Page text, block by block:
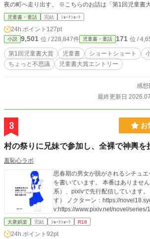
夜の町へ走り出す。 ※こちらのお話は「第1回児童書大賞」にエントリーしてお
ります。 ぜひお気に入り＆投票をよろしくお願いいた
児童書・童話 完結 ｼｮｰﾄｼｮｰﾄ
24h.ポイント 127pt
小説 9,501 位 / 228,847件 児童書・童話 171 位 /
第1回児童書大賞 児童書 ショートショート
ちょっと不思議
児童書大賞エントリー
感想
最終更新日
3 お
村の祭りに兄妹で参加し、全裸で神輿を
羞恥心ラボ
思春期の男女が脱がされるシチュ
を書いています。 本番はありません。 ノクターン（な
系）、pixivで先行配信しています
す） ノクターン：https://
v:https://www.pixiv.net/novel/series/
大衆娯楽 完結 ｼｮｰﾄｼｮｰﾄ R18
24h.ポイント 92pt